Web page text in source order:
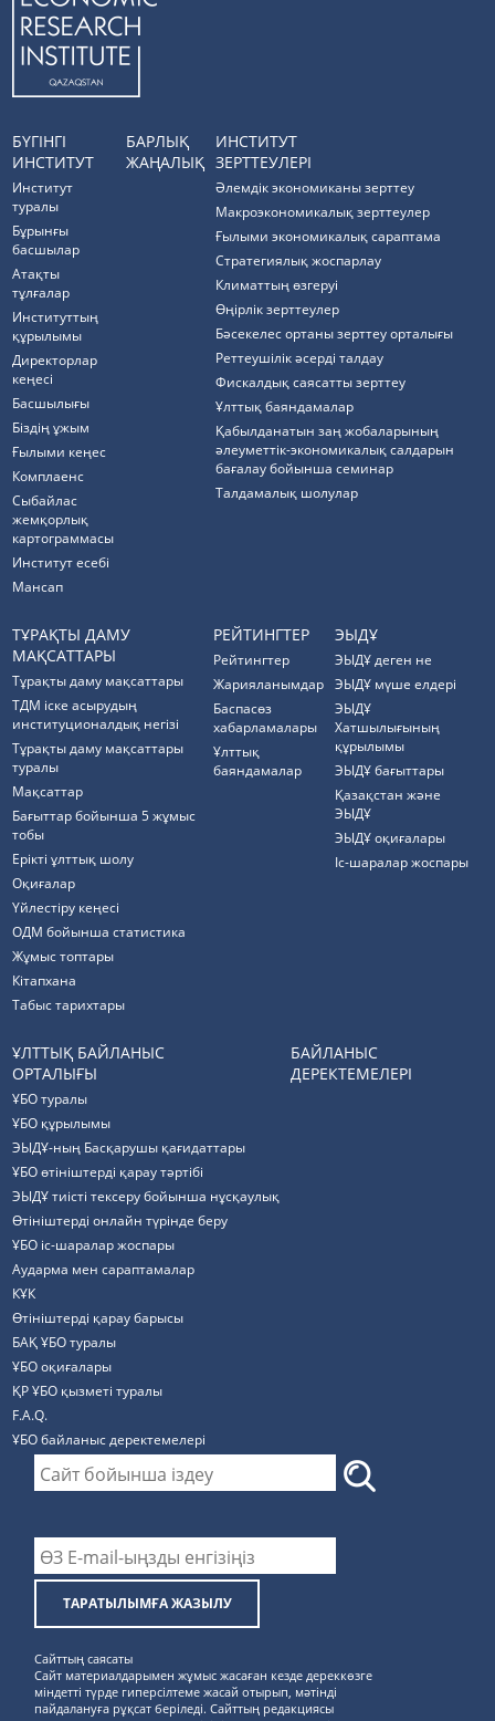
БҮГІНГІ
ИНСТИТУТ
Институт
туралы
Бұрынғы
басшылар
Атақты
тұлғалар
Институттың
құрылымы
Директорлар
кеңесі
Басшылығы
Біздің ұжым
Ғылыми кеңес
Комплаенс
Cыбайлас
жемқорлық
картограммасы
Институт есебі
Мансап
БАРЛЫҚ
ЖАҢАЛЫҚ
ИНСТИТУТ
ЗЕРТТЕУЛЕРІ
Әлемдік экономиканы зерттеу
Макроэкономикалық зерттеулер
Ғылыми экономикалық сараптама
Стратегиялық жоспарлау
Климаттың өзгеруі
Өңірлік зерттеулер
Бәсекелес ортаны зерттеу орталығы
Реттеушілік әсерді талдау
Фискалдық саясатты зерттеу
Ұлттық баяндамалар
Қабылданатын заң жобаларының
әлеуметтік-экономикалық салдарын
бағалау бойынша семинар
Талдамалық шолулар
ТҰРАҚТЫ ДАМУ
МАҚСАТТАРЫ
Тұрақты даму мақсаттары
ТДМ іске асырудың
институционалдық негізі
Тұрақты даму мақсаттары
туралы
Мақсаттар
Бағыттар бойынша 5 жұмыс
тобы
Ерікті ұлттық шолу
Оқиғалар
Үйлестіру кеңесі
ОДМ бойынша статистика
Жұмыс топтары
Кітапхана
Табыс тарихтары
РЕЙТИНГТЕР
Рейтингтер
Жарияланымдар
Баспасөз
хабарламалары
Ұлттық
баяндамалар
ЭЫДҰ
ЭЫДҰ деген не
ЭЫДҰ мүше елдері
ЭЫДҰ
Хатшылығының
құрылымы
ЭЫДҰ бағыттары
Қазақстан және
ЭЫДҰ
ЭЫДҰ оқиғалары
Іс-шаралар жоспары
ҰЛТТЫҚ БАЙЛАНЫС
ОРТАЛЫҒЫ
ҰБО туралы
ҰБО құрылымы
ЭЫДҰ-ның Басқарушы қағидаттары
ҰБО өтініштерді қарау тәртібі
ЭЫДҰ тиісті тексеру бойынша нұсқаулық
Өтініштерді онлайн түрінде беру
ҰБО іс-шаралар жоспары
Аударма мен сараптамалар
КҰК
Өтініштерді қарау барысы
БАҚ ҰБО туралы
ҰБО оқиғалары
ҚР ҰБО қызметі туралы
F.A.Q.
ҰБО байланыс деректемелерi
БАЙЛАНЫС
ДЕРЕКТЕМЕЛЕРІ
ТАРАТЫЛЫМҒА ЖАЗЫЛУ
Сайттың саясаты
Сайт материалдарымен жұмыс жасаған кезде дереккөзге
міндетті түрде гиперсілтеме жасай отырып, мәтінді
пайдалануға рұқсат беріледі. Сайттың редакциясы